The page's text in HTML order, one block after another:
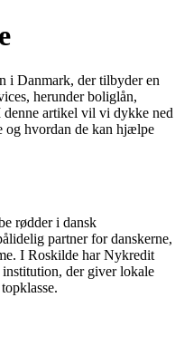
i Danmark, der tilbyder en
herunder boliglån,
artikel vil vi dykke ned
hvordan de kan hjælpe
rødder i dansk
partner for danskerne,
I Roskilde har Nykredit
institution, der giver lokale